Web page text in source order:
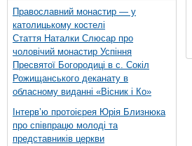
Православний монастир — у
католицькому костелі
Стаття Наталки Слюсар про
чоловічий монастир Успіння
Пресвятої Богородиці в с. Сокіл
Рожищанського деканату в
обласному виданні «Вісник і Ко»
Інтерв’ю протоієрея Юрія Близнюка
про співпрацю молоді та
представників церкви